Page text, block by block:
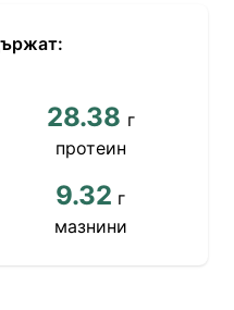
28.38 г
протеин
9.32 г
мазнини